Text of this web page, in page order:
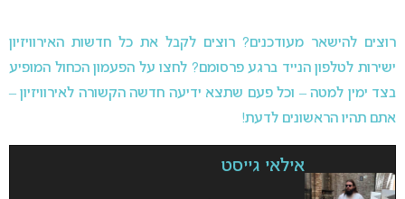
רוצים להישאר מעודכנים? רוצים לקבל את כל חדשות האירוויזיון
ישירות לטלפון הנייד ברגע פרסומם? לחצו על הפעמון הכחול המופיע
בצד ימין למטה – וכל פעם שתצא ידיעה חדשה הקשורה לאירוויזיון –
אתם תהיו הראשונים לדעת!
אילאי גייסט